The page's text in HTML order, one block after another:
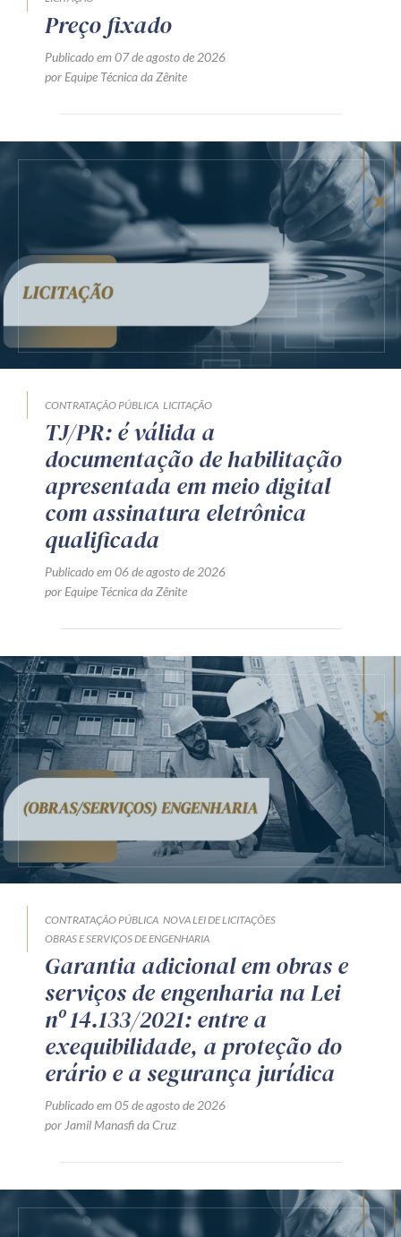
Preço fixado
Publicado em 07 de agosto de 2026
por Equipe Técnica da Zênite
CONTRATAÇÃO PÚBLICA LICITAÇÃO
TJ/PR: é válida a
documentação de habilitação
apresentada em meio digital
com assinatura eletrônica
qualificada
Publicado em 06 de agosto de 2026
por Equipe Técnica da Zênite
CONTRATAÇÃO PÚBLICA NOVA LEI DE LICITAÇÕES
OBRAS E SERVIÇOS DE ENGENHARIA
Garantia adicional em obras e
serviços de engenharia na Lei
nº 14.133/2021: entre a
exequibilidade, a proteção do
erário e a segurança jurídica
Publicado em 05 de agosto de 2026
por Jamil Manasfi da Cruz